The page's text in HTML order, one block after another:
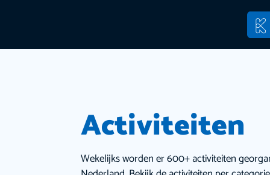
Activiteiten
Wekelijks worden er 600+ activiteiten